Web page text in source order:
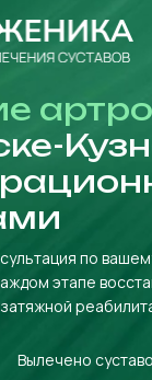
по
этапе
Вылечено